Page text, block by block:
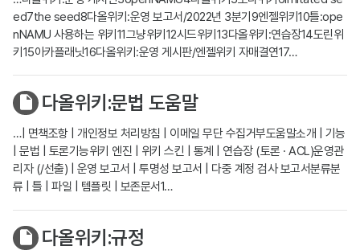
ed7the seed8다올위키:운영 보고서/2022년 3분기9엔젤위키10틀:ope
nNAMU 사용하는 위키11그냥위키12시드위키13다올위키:연습장14도린위
키15아카플래닛16다올위키:운영 게시판/엔젤위키 자매결연17…
다올위키:문법 도움말
…| 면책조항 | 개인정보 처리방침 | 이메일 무단 수집거부도움말소개 | 기능
| 문법 | 토론기능위키 엔진 | 위키 스킨 | 통계 | 연습장 (토론 · ACL)운영관
리자 (/선출) | 운영 보고서 | 투명성 보고서 | 다중 계정 검사 보고서분류분
류 | 틀 | 파일 | 템플릿 | 보존문서1…
다올위키:규정